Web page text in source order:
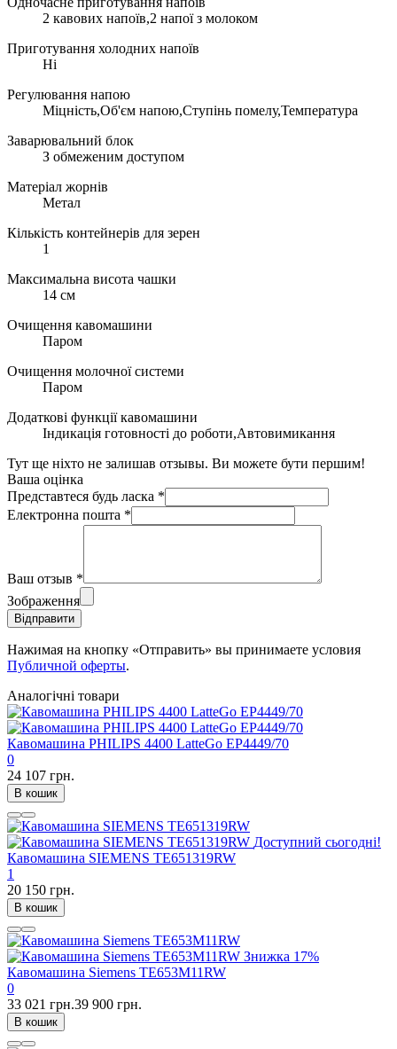
2 кавових напоїв,2 напої з молоком
Приготування холодних напоїв
Ні
Регулювання напою
Міцність,Об'єм напою,Ступінь помелу,Температура
Заварювальний блок
З обмеженим доступом
Матеріал жорнів
Метал
Кількість контейнерів для зерен
1
Максимальна висота чашки
14 см
Очищення кавомашини
Паром
Очищення молочної системи
Паром
Додаткові функції кавомашини
Індикація готовності до роботи,Автовимикання
Тут ще ніхто не залишав отзывы. Ви можете бути першим!
Ваша оцінка
Представтеся будь ласка *
Електронна пошта *
Ваш отзыв *
Зображення
Відправити
Нажимая на кнопку «Отправить» вы принимаете условия
Публичной оферты.
Аналогічні товари
Кавомашина PHILIPS 4400 LatteGo EP4449/70
0
24 107 грн.
В кошик
Доступний сьогодні!
Кавомашина SIEMENS TE651319RW
1
20 150 грн.
В кошик
Знижка 17%
Кавомашина Siemens TE653M11RW
0
33 021 грн.39 900 грн.
В кошик